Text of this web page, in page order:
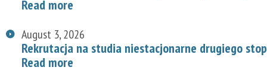
Read more
August 3, 2026
Rekrutacja na studia niestacjonarne drugiego
Read more